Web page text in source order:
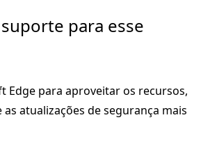
para esse
Edge para aproveitar os recursos,
atualizações de segurança mais